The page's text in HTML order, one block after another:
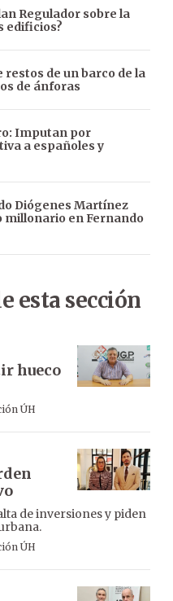
Regulador sobre la
edificios?
restos de un barco de la
de ánforas
Imputan por
a españoles y
Diógenes Martínez
millonario en Fernando
esta sección
hueco
ÚH
de inversiones y piden
ÚH